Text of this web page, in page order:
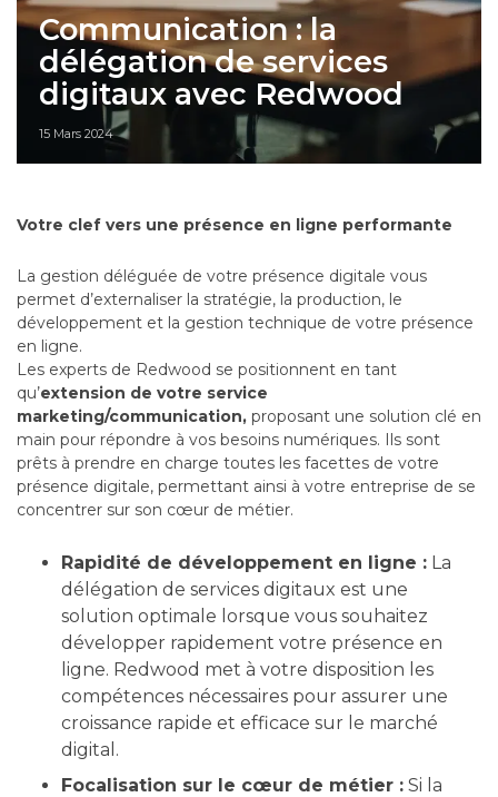
Communication : la
délégation de services
digitaux avec Redwood
15 Mars 2024
Votre clef vers une présence en ligne performante
La gestion déléguée de votre présence digitale vous
permet d’externaliser la stratégie, la production, le
développement et la gestion technique de votre présence
en ligne.
Les experts de Redwood se positionnent en tant
qu’extension de votre service
marketing/communication, proposant une solution clé en
main pour répondre à vos besoins numériques. Ils sont
prêts à prendre en charge toutes les facettes de votre
présence digitale, permettant ainsi à votre entreprise de se
concentrer sur son cœur de métier.
Rapidité de développement en ligne : La
délégation de services digitaux est une
solution optimale lorsque vous souhaitez
développer rapidement votre présence en
ligne. Redwood met à votre disposition les
compétences nécessaires pour assurer une
croissance rapide et efficace sur le marché
digital.
Focalisation sur le cœur de métier : Si la